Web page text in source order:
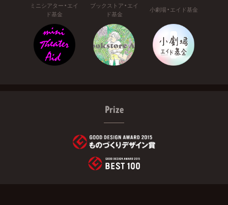
ミニシアター・エイ
ド基金
ブックストア・エイ
ド基金
小劇場・エイド基金
Prize